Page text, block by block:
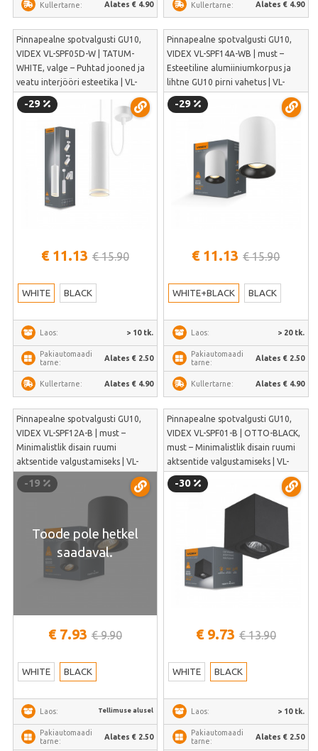
Kullertarne: Alates € 4.90 Kullertarne: Alates € 4.90
Pinnapealne spotvalgusti GU10,
VIDEX VL-SPF05D-W | TATUM-
WHITE, valge – Puhtad jooned ja
veatu interjööri esteetika | VL-
SPF05D-W
-29
€ 11.13 € 15.90
WHITE BLACK
Laos: > 10 tk.
Pakiautomaadi
tarne:
Alates € 2.50
Kullertarne: Alates € 4.90
Pinnapealne spotvalgusti GU10,
VIDEX VL-SPF14A-WB | must –
Esteetiline alumiiniumkorpus ja
lihtne GU10 pirni vahetus | VL-
SPF14A-WB
-29
€ 11.13 € 15.90
WHITE+BLACK BLACK
Laos: > 20 tk.
Pakiautomaadi
tarne:
Alates € 2.50
Kullertarne: Alates € 4.90
Pinnapealne spotvalgusti GU10,
VIDEX VL-SPF12A-B | must –
Minimalistlik disain ruumi
aktsentide valgustamiseks | VL-
SPF12A-B
-19
Toode pole hetkel
saadaval.
€ 7.93 € 9.90
WHITE BLACK
Laos: Tellimuse alusel
Pakiautomaadi
tarne:
Alates € 2.50
Pinnapealne spotvalgusti GU10,
VIDEX VL-SPF01-B | OTTO-BLACK,
must – Minimalistlik disain ruumi
aktsentide valgustamiseks | VL-
SPF01-B
-30
€ 9.73 € 13.90
WHITE BLACK
Laos: > 10 tk.
Pakiautomaadi
tarne:
Alates € 2.50